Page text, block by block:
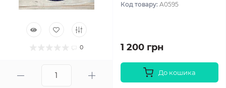
0
Код товару: A0595
1 200 грн
До кошика